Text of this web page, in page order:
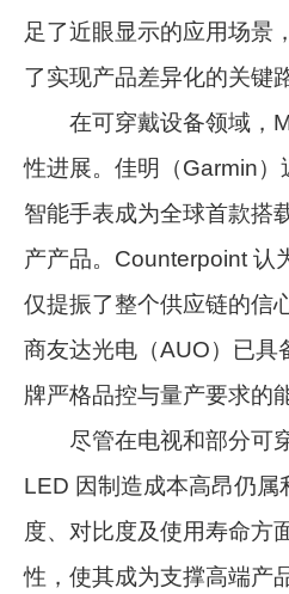
足了近眼显示的应用场景
了实现产品差异化的关键
在可穿戴设备领域，
性进展。佳明（Garmin
智能手表成为全球首款搭
产产品。Counterpoint 认
仅提振了整个供应链的信
商友达光电（AUO）已具
牌严格品控与量产要求的
尽管在电视和部分可
LED 因制造成本高昂仍属
度、对比度及使用寿命方
性，使其成为支撑高端产